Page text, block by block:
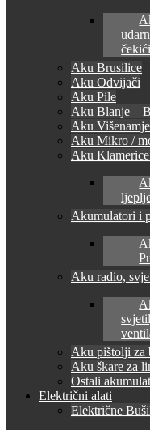
čekići
Aku Brusilice
Aku Odvijači
Aku Pile
Aku Blanje –
Aku
Aku Mikro /
Aku
Akumulatori i
Aku radio,
Aku pištolji za
Aku škare za
Ostali
Električni alati
Električne